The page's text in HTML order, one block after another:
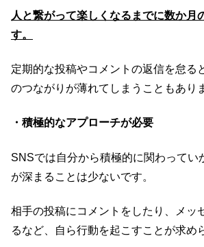
人と繋がって楽しくなるまでに数か月
す。
定期的な投稿やコメントの返信を怠る
のつながりが薄れてしまうこともあり
・積極的なアプローチが必要
SNSでは自分から積極的に関わってい
が深まることは少ないです。
相手の投稿にコメントをしたり、メッ
るなど、自ら行動を起こすことが求め